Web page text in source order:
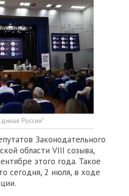
Россия"
Законодательного
области VIII созыва,
этого года. Такое
сегодня, 2 июля, в ходе